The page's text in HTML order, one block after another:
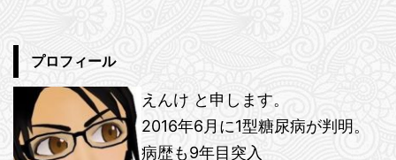
プロフィール
えんけ と申します。
2016年6月に1型糖尿病が判明。
病歴も9年目突入